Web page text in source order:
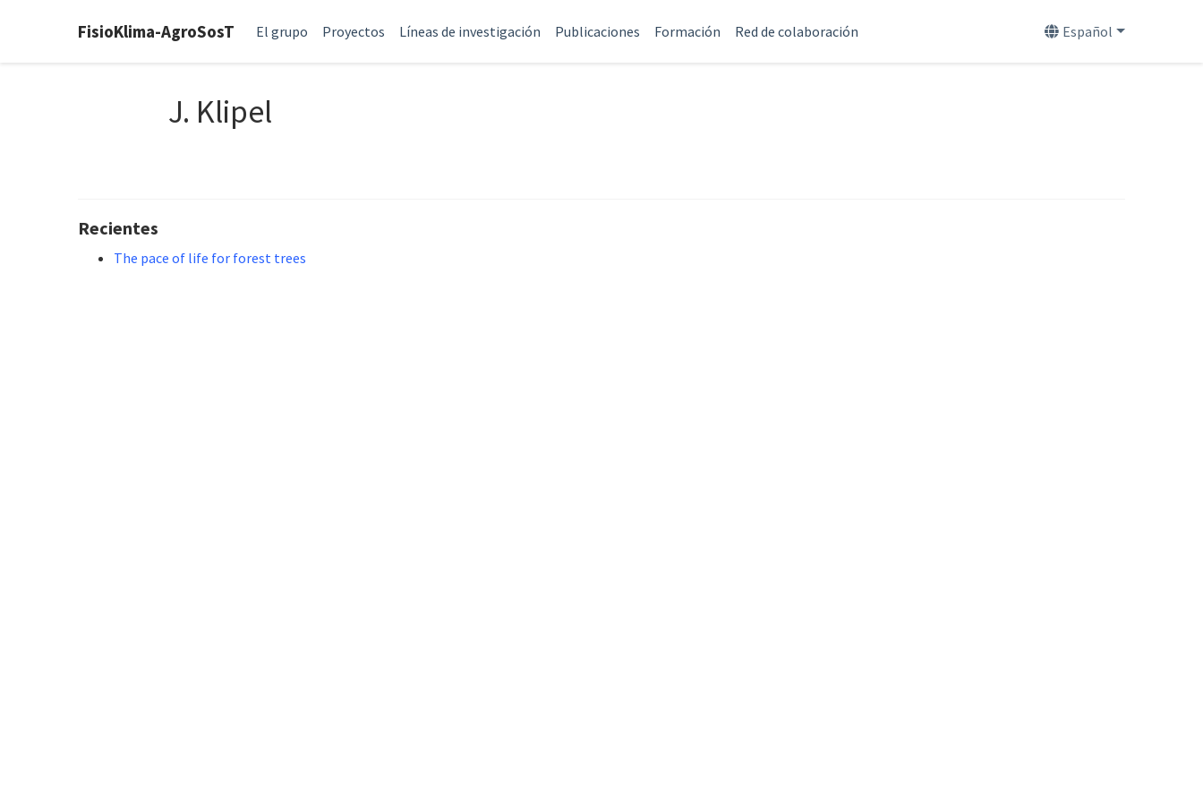
FisioKlima-AgroSosT El grupo Proyectos Líneas de investigación Publicaciones Formación Red de colaboración Español
J. Klipel
Recientes
The pace of life for forest trees